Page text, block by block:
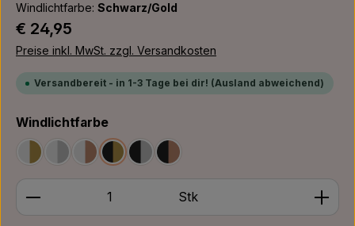
Windlichtfarbe: Schwarz/Gold
Regulärer Preis:
€ 24,95
Preise inkl. MwSt. zzgl. Versandkosten
Versandbereit - in 1-3 Tage bei dir! (Ausland abweichend)
Windlichtfarbeauswählen
Weiß/GoldWeiß/Silber
Weiß/Bronze
Schwarz/Gold
Schwarz/Silber
Schwarz/Bronze
Produkt Anzahl: Gib den gewünschten Wert ein
Stk